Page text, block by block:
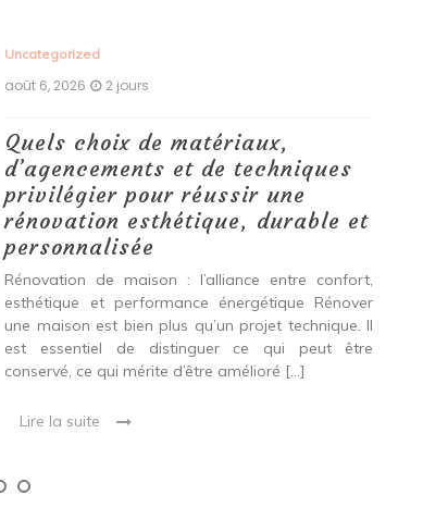
Uncategorized
août 6, 2026 2 jours
Quels choix de matériaux,
d’agencements et de techniques
privilégier pour réussir une
rénovation esthétique, durable et
personnalisée
Rénovation de maison : l’alliance entre confort,
esthétique et performance énergétique Rénover
une maison est bien plus qu’un projet technique. Il
est essentiel de distinguer ce qui peut être
conservé, ce qui mérite d’être amélioré […]
Lire la suite